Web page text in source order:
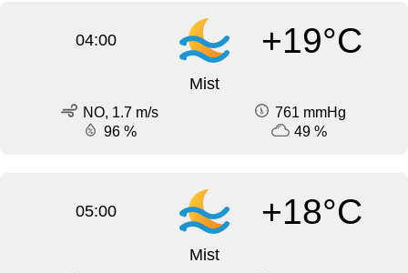
04:00 +19°C
Mist
NO, 1.7 m/s
761 mmHg
96 %
49 %
05:00 +18°C
Mist